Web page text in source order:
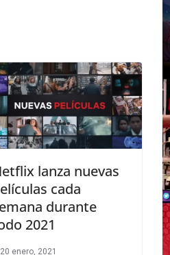
lanza nuevas
cada
durante
2021
20 enero, 2021